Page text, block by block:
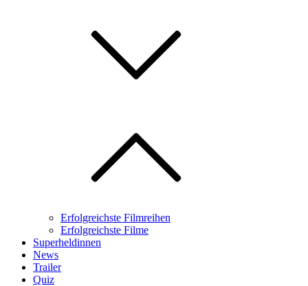
Erfolgreichste Filmreihen
Erfolgreichste Filme
Superheldinnen
News
Trailer
Quiz